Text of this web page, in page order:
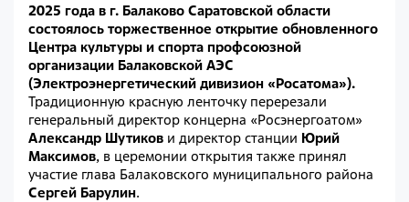
2025 года в г. Балаково Саратовской области
состоялось торжественное открытие обновленного
Центра культуры и спорта профсоюзной
организации Балаковской АЭС
(Электроэнергетический дивизион «Росатома»).
Традиционную красную ленточку перерезали
генеральный директор концерна «Росэнергоатом»
Александр Шутиков и директор станции Юрий
Максимов, в церемонии открытия также принял
участие глава Балаковского муниципального района
Сергей Барулин.